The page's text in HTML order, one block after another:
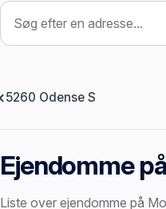
Søg efter ejendom
5260 Odense S
Ejendomme
Liste over ejendomme på